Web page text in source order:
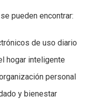
pueden encontrar:
de uso diario
hogar inteligente
personal
y bienestar